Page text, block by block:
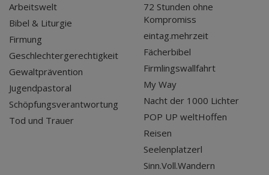
Arbeitswelt
Bibel & Liturgie
Firmung
Geschlechtergerechtigkeit
Gewaltprävention
Jugendpastoral
Schöpfungsverantwortung
Tod und Trauer
72 Stunden ohne
Kompromiss
eintag.mehrzeit
Fächerbibel
Firmlingswallfahrt
My Way
Nacht der 1000 Lichter
POP UP weltHoffen
Reisen
Seelenplatzerl
Sinn.Voll.Wandern